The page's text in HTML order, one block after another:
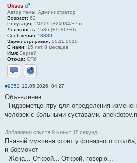
Uksus
Автор темы, Администратор
Возраст: 62
Репутация: 24909 (+24984/−75)
Лояльность: 1586 (+1586/−0)
Сообщения: 13339
Зарегистрирован: 20.11.2010
С нами: 15 лет 8 месяцев
Имя: Сергей
Откуда: СПб
Отправить личное сообщение
Сайт
#9352 12.05.2026, 04:27
Объявление.
- Гидрометцентру для определения
человек с больными суставами.
Добавлено спустя 9 минут 15 секунд:
Пьяный мужчина стоит у фонарного
и бормочет:
- Жена... Открой... Открой, говорю...